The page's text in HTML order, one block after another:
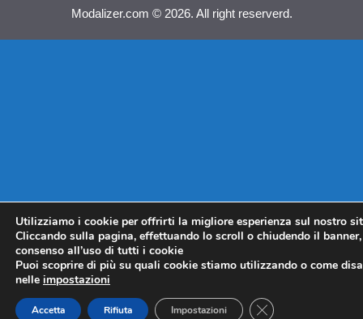
Modalizer.com © 2026. All right reserverd.
Utilizziamo i cookie per offrirti la migliore esperienza sul nostro
Cliccando sulla pagina, effettuando lo scroll o chiudendo il
consenso all’uso di tutti i cookie
Puoi scoprire di più su quali cookie stiamo utilizzando o come
nelle impostazioni
Accetta Rifiuta Impostazioni CLOSE GDPR